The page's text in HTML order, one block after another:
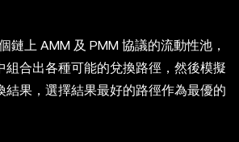
鏈上 AMM 及 PMM 協議的流動性池，
組合出各種可能的兌換路徑，然後模擬
結果，選擇結果最好的路徑作為最優的